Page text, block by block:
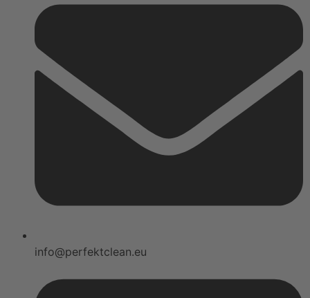
info@perfektclean.eu